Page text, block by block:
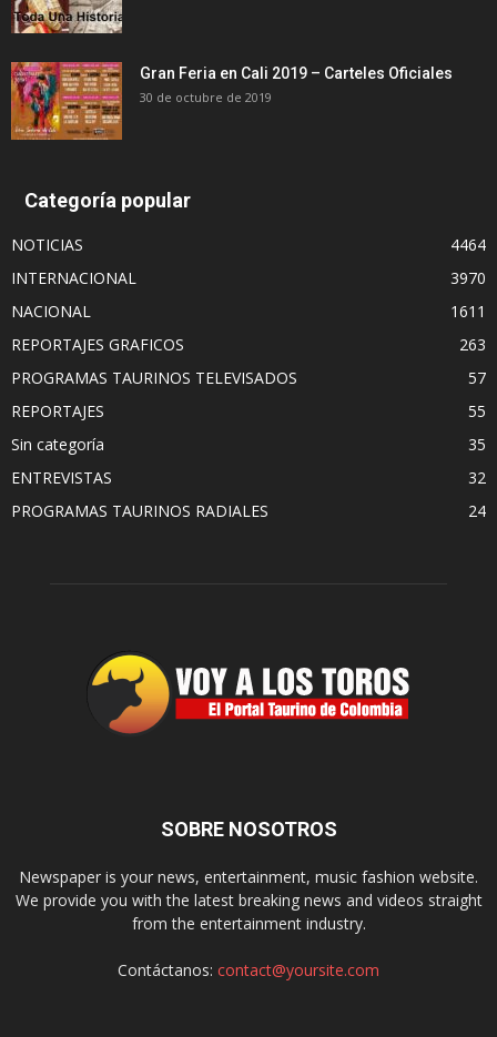
Gran Feria en Cali 2019 – Carteles Oficiales
30 de octubre de 2019
Categoría popular
NOTICIAS
4464
INTERNACIONAL
3970
NACIONAL
1611
REPORTAJES GRAFICOS
263
PROGRAMAS TAURINOS TELEVISADOS
57
REPORTAJES
55
Sin categoría
35
ENTREVISTAS
32
PROGRAMAS TAURINOS RADIALES
24
SOBRE NOSOTROS
Newspaper is your news, entertainment, music fashion website.
We provide you with the latest breaking news and videos straight
from the entertainment industry.
Contáctanos: contact@yoursite.com